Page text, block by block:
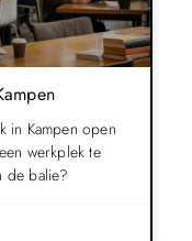
in Kampen open
werkplek te
de balie?